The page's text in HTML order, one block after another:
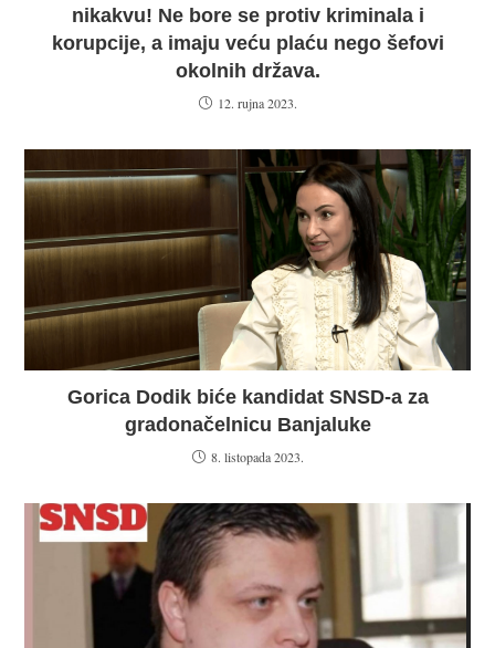
nikakvu! Ne bore se protiv kriminala i
korupcije, a imaju veću plaću nego šefovi
okolnih država.
12. rujna 2023.
Gorica Dodik biće kandidat SNSD-a za
gradonačelnicu Banjaluke
8. listopada 2023.